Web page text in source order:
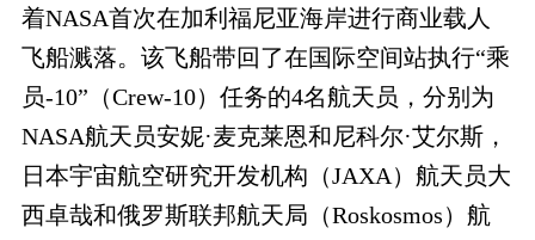
着NASA首次在加利福尼亚海岸进行商业载人
飞船溅落。该飞船带回了在国际空间站执行“乘
员-10”（Crew-10）任务的4名航天员，分别为
NASA航天员安妮·麦克莱恩和尼科尔·艾尔斯，
日本宇宙航空研究开发机构（JAXA）航天员大
西卓哉和俄罗斯联邦航天局（Roskosmos）航